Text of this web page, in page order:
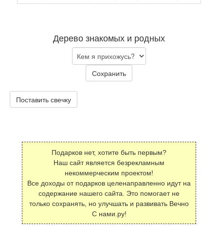
Дерево знакомых и родных
Сохранить
Поставить свечку
Подарков нет, хотите быть первым?
Наш сайт является безрекламным
некоммерческим проектом!
Все доходы от подарков целенаправленно идут на
содержание нашего сайта. Это помогает не
только сохранять, но улучшать и развивать Вечно
С нами.ру!